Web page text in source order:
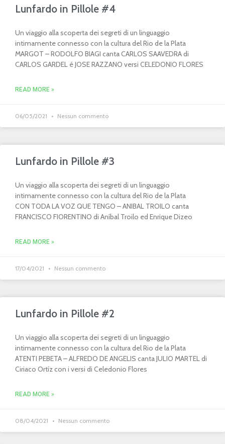
Lunfardo in Pillole #4
Un viaggio alla scoperta dei segreti di un linguaggio
intimamente connesso con la cultura del Rio de la Plata
MARGOT – RODOLFO BIAGI canta CARLOS SAAVEDRA di
CARLOS GARDEL é JOSE RAZZANO versi CELEDONIO FLORES
READ MORE »
06/05/2021 Nessun commento
Lunfardo in Pillole #3
Un viaggio alla scoperta dei segreti di un linguaggio
intimamente connesso con la cultura del Rio de la Plata
CON TODA LA VOZ QUE TENGO – ANIBAL TROILO canta
FRANCISCO FIORENTINO di Aníbal Troilo ed Enrique Dizeo
READ MORE »
17/04/2021 Nessun commento
Lunfardo in Pillole #2
Un viaggio alla scoperta dei segreti di un linguaggio
intimamente connesso con la cultura del Rio de la Plata
ATENTI PEBETA – ALFREDO DE ANGELIS canta JULIO MARTEL di
Ciriaco Ortíz con i versi di Celedonio Flores
READ MORE »
08/04/2021 Nessun commento